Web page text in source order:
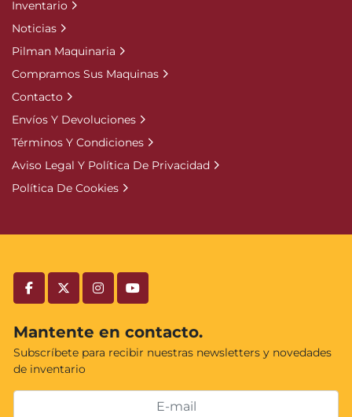
facebooktwitterinstagramyoutube
Mantente en contacto.
Subscríbete para recibir nuestras newsletters y novedades
de inventario
Inventario
Noticias
Pilman Maquinaria
Compramos Sus Maquinas
Contacto
Envíos Y Devoluciones
Términos Y Condiciones
Aviso Legal Y Política De Privacidad
Política De Cookies